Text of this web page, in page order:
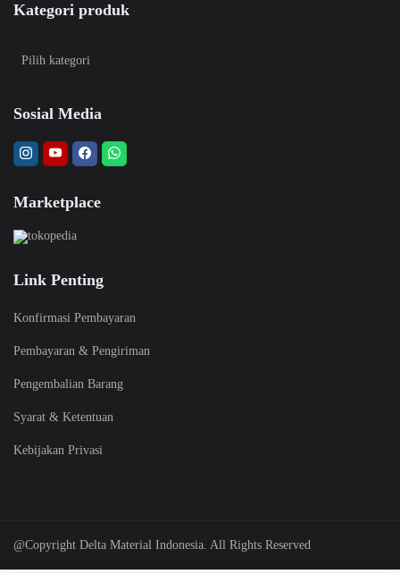
Kategori produk
Sosial Media
Marketplace
Link Penting
Konfirmasi Pembayaran
Pembayaran & Pengiriman
Pengembalian Barang
Syarat & Ketentuan
Kebijakan Privasi
@Copyright Delta Material Indonesia. All Rights Reserved